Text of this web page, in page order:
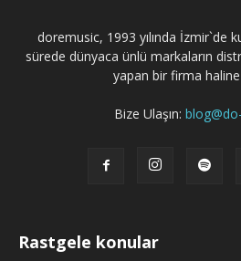
doremusic, 1993 yılında İzmir`de
sürede dünyaca ünlü markaların
yapan bir firma
Bize Ulaşın:
Rastgele konular